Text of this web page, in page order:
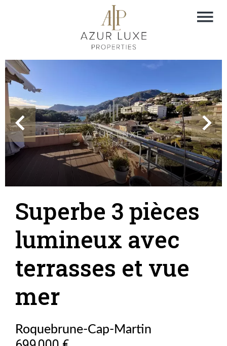
Superbe 3 pièces
lumineux avec
terrasses et vue
mer
Roquebrune-Cap-Martin